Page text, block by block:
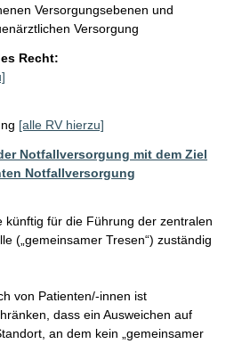
Versorgungsebenen und
Versorgung
Recht:
[alle RV hierzu]
Notfallversorgung mit dem Ziel
Notfallversorgung
künftig für die Führung der zentralen
(„gemeinsamer Tresen“) zuständig
von Patienten/-innen ist
dass ein Ausweichen auf
an dem kein „gemeinsamer